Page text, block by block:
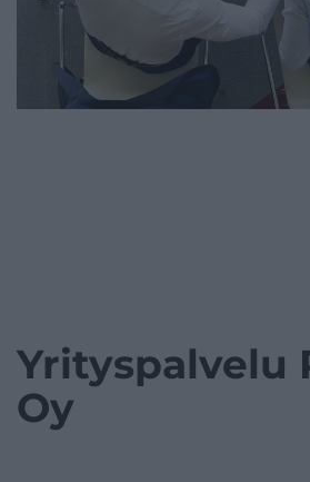
Yrityspalvelu
Oy